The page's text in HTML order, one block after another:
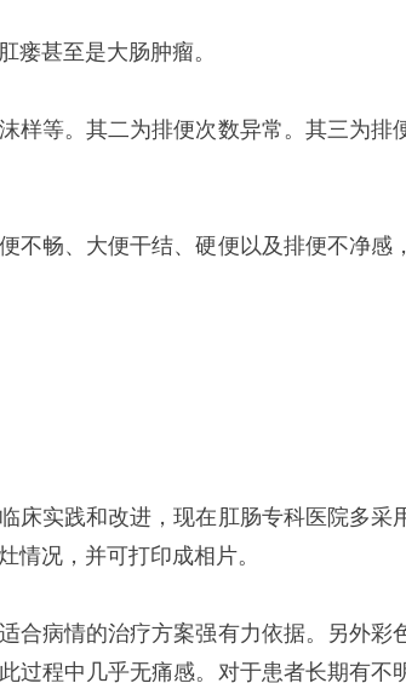
瘘甚至是大肠肿瘤。
样等。其二为排便次数异常。其三为排
不畅、大便干结、硬便以及排便不净感
床实践和改进，现在肛肠专科医院多采
情况，并可打印成相片。
合病情的治疗方案强有力依据。另外彩
过程中几乎无痛感。对于患者长期有不